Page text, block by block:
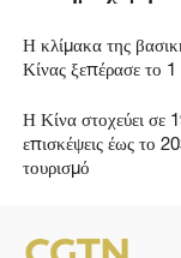
Η κλίμακα της
Κίνας ξεπέρασε το 1
Η Κίνα στοχεύει σε
επισκέψεις έως το
τουρισμό